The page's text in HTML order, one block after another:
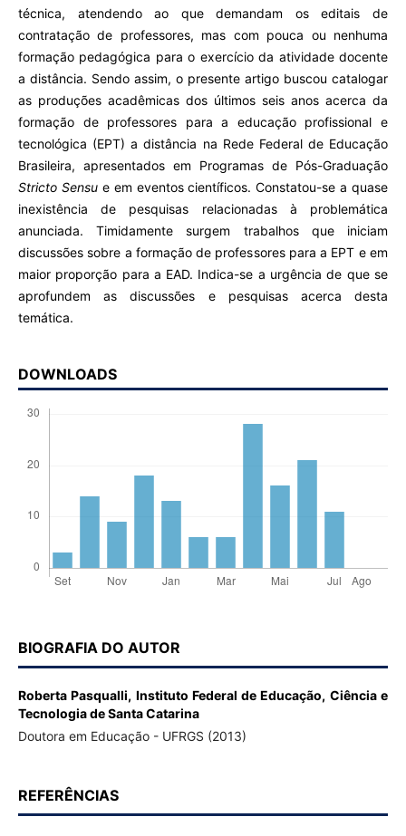
técnica, atendendo ao que demandam os editais de
contratação de professores, mas com pouca ou nenhuma
formação pedagógica para o exercício da atividade docente
a distância. Sendo assim, o presente artigo buscou catalogar
as produções acadêmicas dos últimos seis anos acerca da
formação de professores para a educação profissional e
tecnológica (EPT) a distância na Rede Federal de Educação
Brasileira, apresentados em Programas de Pós-Graduação
Stricto Sensue em eventos científicos. Constatou-se a quase
inexistência de pesquisas relacionadas à problemática
anunciada. Timidamente surgem trabalhos que iniciam
discussões sobre a formação de professores para a EPT e em
maior proporção para a EAD. Indica-se a urgência de que se
aprofundem as discussões e pesquisas acerca desta
temática.
DOWNLOADS
BIOGRAFIA DO AUTOR
Roberta Pasqualli, Instituto Federal de Educação, Ciência e
Tecnologia de Santa Catarina
Doutora em Educação - UFRGS (2013)
REFERÊNCIAS